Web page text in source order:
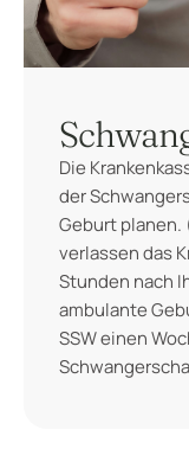
Die
der
Geburt planen.
verlassen das
Stunden nach
ambulante
SSW einen